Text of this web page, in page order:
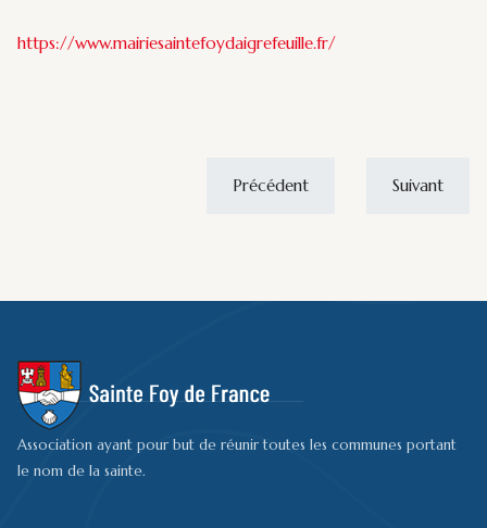
https://www.mairiesaintefoydaigrefeuille.fr/
Précédent Suivant
Association ayant pour but de réunir toutes les communes portant
le nom de la sainte.